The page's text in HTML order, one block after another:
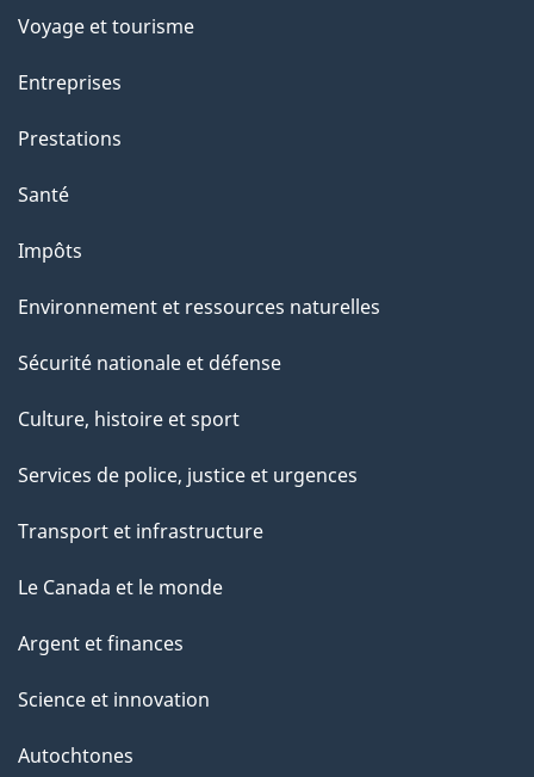
t
t
p
a
e
Voyage et tourisme
Entreprises
Prestations
Santé
Impôts
Environnement et ressources naturelles
Sécurité nationale et défense
Culture, histoire et sport
Services de police, justice et urgences
Transport et infrastructure
Le Canada et le monde
Argent et finances
Science et innovation
Autochtones